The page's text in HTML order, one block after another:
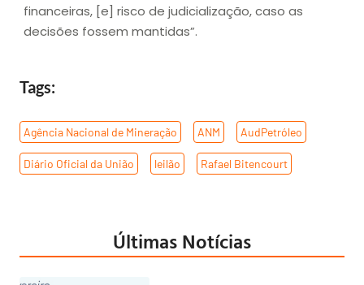
financeiras, [e] risco de judicialização, caso as
decisões fossem mantidas”.
Tags:
Agência Nacional de Mineração ANM AudPetróleo
Diário Oficial da União leilão Rafael Bitencourt
Últimas Notícias